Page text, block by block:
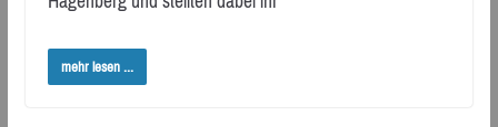
mehr lesen ...